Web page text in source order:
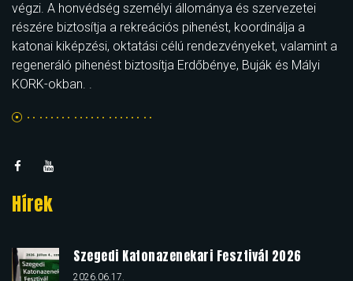
végzi. A honvédség személyi állománya és szervezetei
részére biztosítja a rekreációs pihenést, koordinálja a
katonai kiképzési, oktatási célú rendezvényeket, valamint a
regeneráló pihenést biztosítja Erdőbénye, Buják és Mályi
KORK-okban. .
Hírek
Szegedi Katonazenekari Fesztivál 2026
2026.06.17.